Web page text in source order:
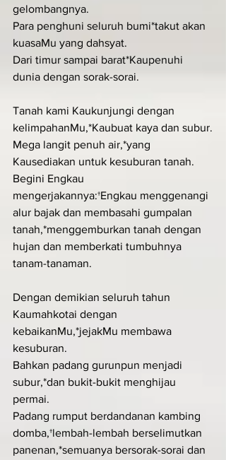
gelombangnya.
Para penghuni seluruh bumi*takut akan
kuasaMu yang dahsyat.
Dari timur sampai barat*Kaupenuhi
dunia dengan sorak-sorai.
Tanah kami Kaukunjungi dengan
kelimpahanMu,*Kaubuat kaya dan subur.
Mega langit penuh air,*yang
Kausediakan untuk kesuburan tanah.
Begini Engkau
mengerjakannya:†Engkau menggenangi
alur bajak dan membasahi gumpalan
tanah,*menggemburkan tanah dengan
hujan dan memberkati tumbuhnya
tanam-tanaman.
Dengan demikian seluruh tahun
Kaumahkotai dengan
kebaikanMu,*jejakMu membawa
kesuburan.
Bahkan padang gurunpun menjadi
subur,*dan bukit-bukit menghijau
permai.
Padang rumput berdandanan kambing
domba,†lembah-lembah berselimutkan
panenan,*semuanya bersorak-sorai dan